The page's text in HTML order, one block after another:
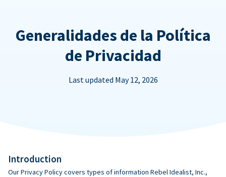
Generalidades de la Política
de Privacidad
Last updated May 12, 2026
Introduction
Our Privacy Policy covers types of information Rebel Idealist, Inc.,